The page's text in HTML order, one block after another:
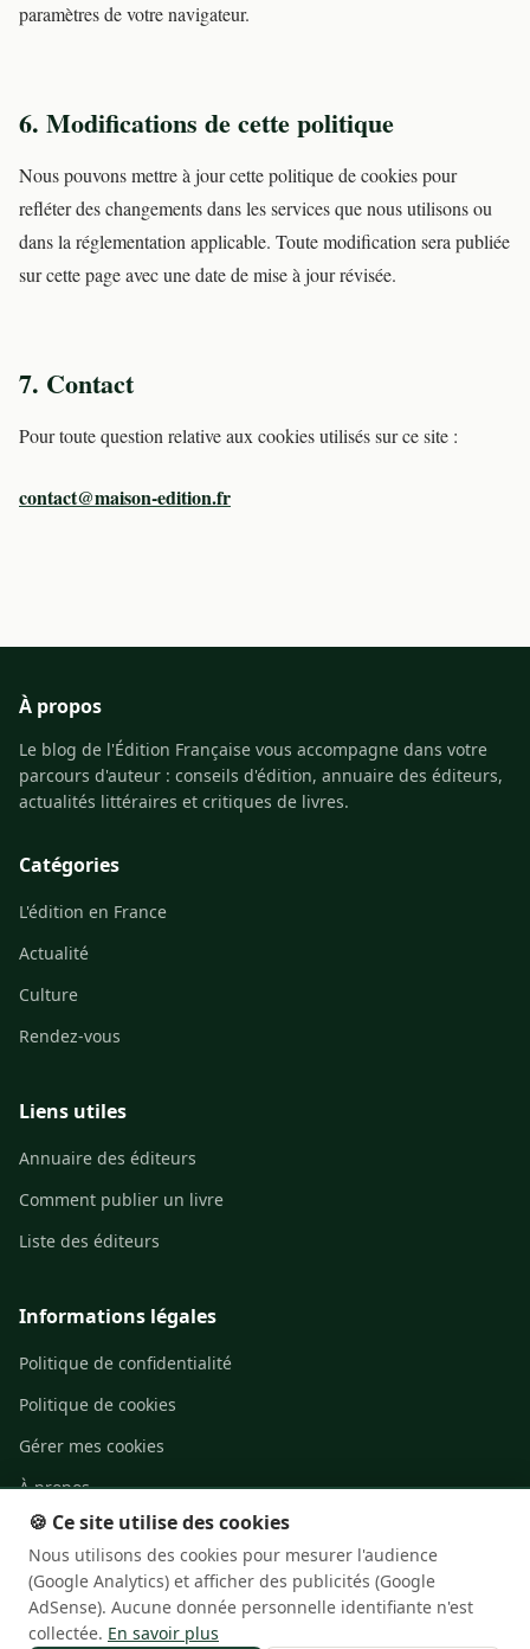
paramètres de votre navigateur.
6. Modifications de cette politique
Nous pouvons mettre à jour cette politique de cookies pour
refléter des changements dans les services que nous utilisons ou
dans la réglementation applicable. Toute modification sera publiée
sur cette page avec une date de mise à jour révisée.
7. Contact
Pour toute question relative aux cookies utilisés sur ce site :
contact@maison-edition.fr
À propos
Le blog de l'Édition Française vous accompagne dans votre
parcours d'auteur : conseils d'édition, annuaire des éditeurs,
actualités littéraires et critiques de livres.
Catégories
L'édition en France
Actualité
Culture
Rendez-vous
Liens utiles
Annuaire des éditeurs
Comment publier un livre
Liste des éditeurs
Informations légales
Politique de confidentialité
Politique de cookies
Gérer mes cookies
À propos
Contact
🍪 Ce site utilise des cookies
Nous utilisons des cookies pour mesurer l'audience
(Google Analytics) et afficher des publicités (Google
AdSense). Aucune donnée personnelle identifiante n'est
collectée. En savoir plus